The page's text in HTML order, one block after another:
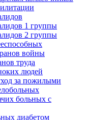
1 группы
2 группы
войны
труда
людей
за пожилыми
больных с
диабетом